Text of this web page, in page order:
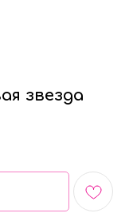
звезда